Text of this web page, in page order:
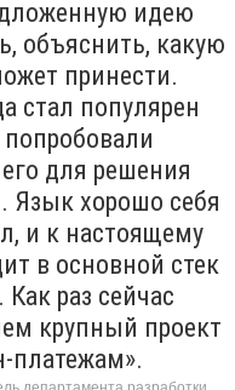
идею
объяснить, какую
принести.
стал популярен
для решения
Язык хорошо себя
и к настоящему
в основной стек
раз сейчас
крупный проект
платежам».